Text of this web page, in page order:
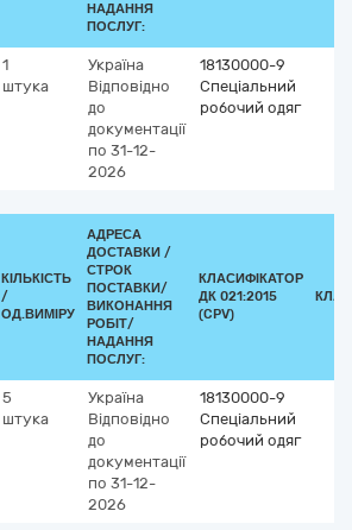
НАДАННЯ
ПОСЛУГ:
1
штука
Україна
Відповідно
до
документації
по 31-12-
2026
18130000-9
Спеціальний
робочий одяг
КІЛЬКІСТЬ
/
ОД.ВИМІРУ
АДРЕСА
ДОСТАВКИ /
СТРОК
ПОСТАВКИ/
ВИКОНАННЯ
РОБІТ/
НАДАННЯ
ПОСЛУГ:
КЛАСИФІКАТОР
ДК 021:2015
(CPV)
5
штука
Україна
Відповідно
до
документації
по 31-12-
2026
18130000-9
Спеціальний
робочий одяг